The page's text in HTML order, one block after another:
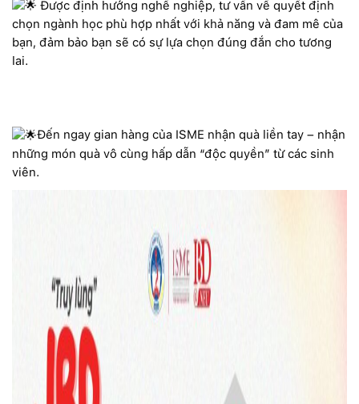
Được định hướng nghề nghiệp, tư vấn về quyết định
chọn ngành học phù hợp nhất với khả năng và đam mê của
bạn, đảm bảo bạn sẽ có sự lựa chọn đúng đắn cho tương
lai.
Đến ngay gian hàng của ISME nhận quà liền tay – nhận
những món quà vô cùng hấp dẫn “độc quyền” từ các sinh
viên.